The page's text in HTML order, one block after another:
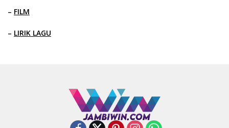
– FILM
– LIRIK LAGU